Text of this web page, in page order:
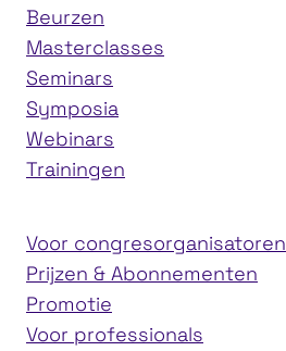
Beurzen
Masterclasses
Seminars
Symposia
Webinars
Trainingen
Voor congresorganisatoren
Prijzen & Abonnementen
Promotie
Voor professionals